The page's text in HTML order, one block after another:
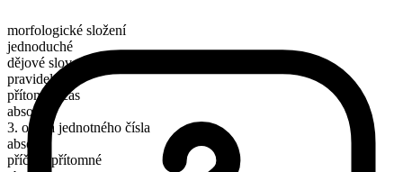
morfologické složení
jednoduché
dějové sloveso
pravidelné
přítomný čas
absorb
3. osoba jednotného čísla
absorbs
příčestí přítomné